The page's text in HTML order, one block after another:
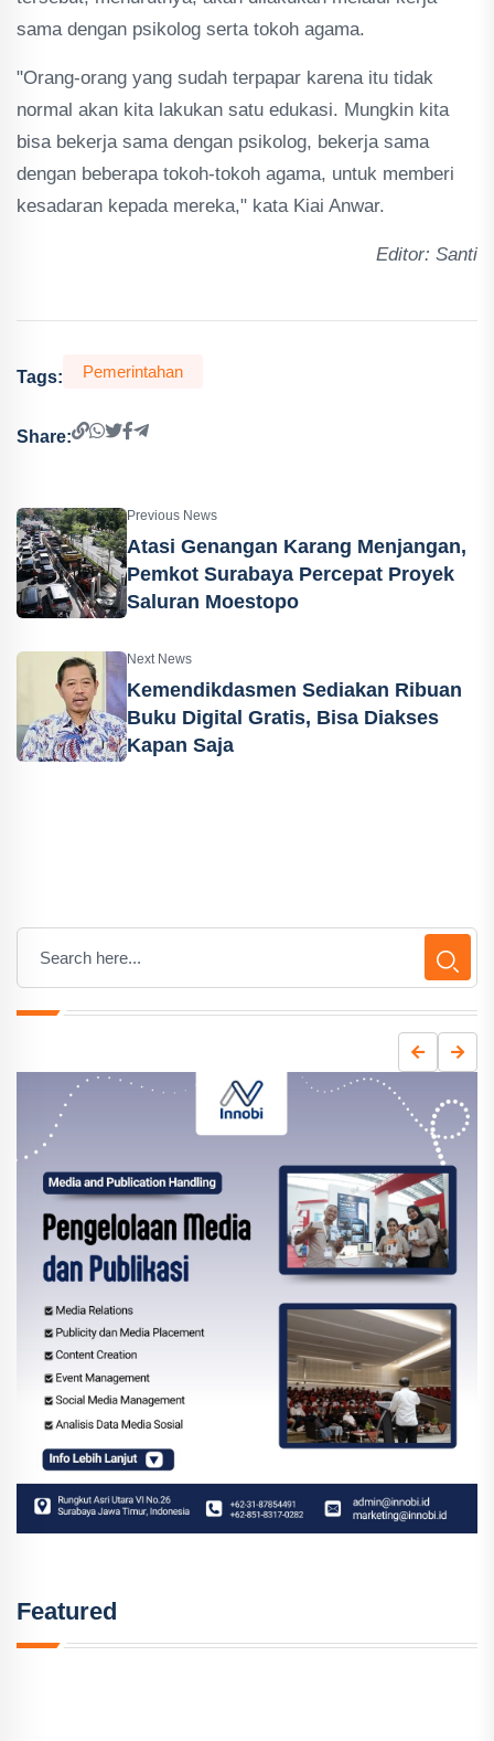
sama dengan psikolog serta tokoh agama.
"Orang-orang yang sudah terpapar karena itu tidak
normal akan kita lakukan satu edukasi. Mungkin kita
bisa bekerja sama dengan psikolog, bekerja sama
dengan beberapa tokoh-tokoh agama, untuk memberi
kesadaran kepada mereka," kata Kiai Anwar.
Editor: Santi
Tags: Pemerintahan
Share:
Previous News
Atasi Genangan Karang Menjangan,
Pemkot Surabaya Percepat Proyek
Saluran Moestopo
Next News
Kemendikdasmen Sediakan Ribuan
Buku Digital Gratis, Bisa Diakses
Kapan Saja
Featured